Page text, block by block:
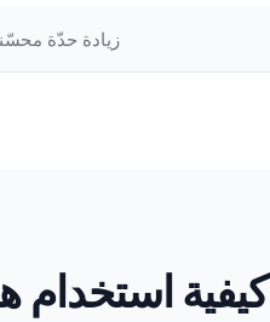
زيادة حدّة
كيفية استخدام